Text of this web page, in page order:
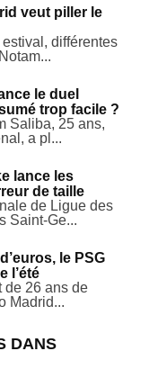
veut piller le
différentes
le duel
trop facile ?
Saliba, 25 ans,
a pl...
lance les
de taille
de Ligue des
Saint-Ge...
le PSG
l’été
de 26 ans de
Madrid...
DANS